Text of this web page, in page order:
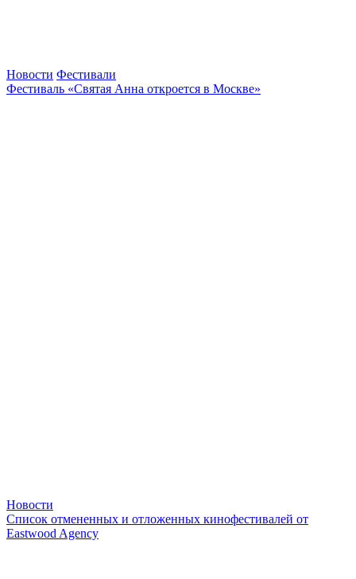
Новости Фестивали
Фестиваль «Святая Анна откроется в Москве»
Новости
Список отмененных и отложенных кинофестивалей от
Eastwood Agency